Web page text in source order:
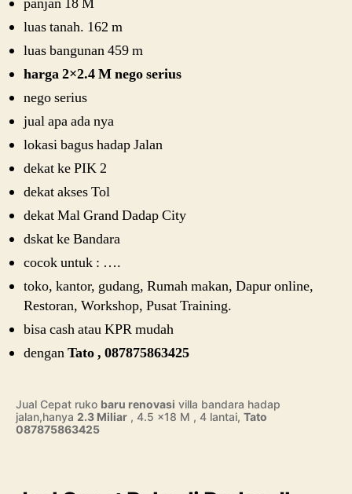
panjan 18 M
luas tanah. 162 m
luas bangunan 459 m
harga 2×2.4 M nego serius
nego serius
jual apa ada nya
lokasi bagus hadap Jalan
dekat ke PIK 2
dekat akses Tol
dekat Mal Grand Dadap City
dskat ke Bandara
cocok untuk : ….
toko, kantor, gudang, Rumah makan, Dapur online,
Restoran, Workshop, Pusat Training.
bisa cash atau KPR mudah
denganTato , 087875863425
Jual Cepat ruko baru renovasi villa bandara hadap
jalan,hanya 2.3 Miliar , 4.5 x18 M , 4 lantai, Tato
087875863425